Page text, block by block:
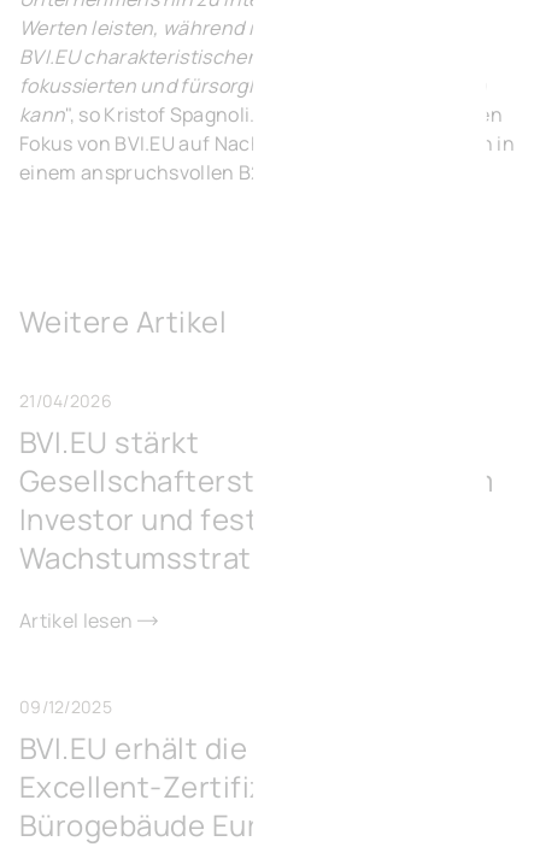
Werten leisten, während ich gleichzeitig den für
BVI.EU charakteristischen, auf die Menschen
fokussierten und fürsorglichen Ansatz beibehalten
kann", so Kristof Spagnoli. Seine Wahl wird durch den
Fokus von BVI.EU auf Nachhaltigkeit und Innovation in
einem anspruchsvollen B2B-Markt bestätigt.
Weitere Artikel
21/04/2026
BVI.EU stärkt
Gesellschafterstruktur mit neuem
Investor und festigt langfristige
Wachstumsstrategie
Artikel lesen
09/12/2025
BVI.EU erhält die BREEAM-
Excellent-Zertifizierung für sein
Bürogebäude Europe 131 in Wavre